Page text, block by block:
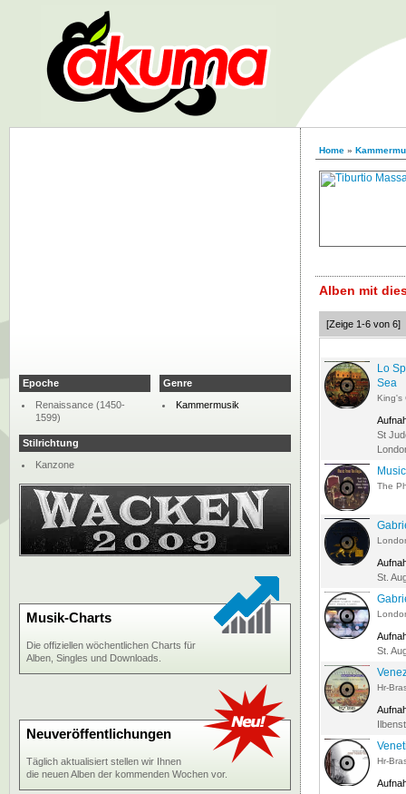
Home »
Alben mit
[Zeige 1-6 von 6]
Lo
Sea
King's
St
The
St.
St.
Hr-
Hr-
Epoche
Renaissance (1450-
1599)
Genre
Kammermusik
Stilrichtung
Kanzone
Musik-Charts
Die offiziellen wöchentlichen Charts für
Alben, Singles und Downloads.
Neuveröffentlichungen
Täglich aktualisiert stellen wir Ihnen
die neuen Alben der kommenden Wochen vor.